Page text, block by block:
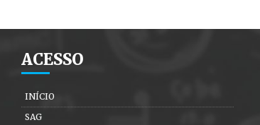
ACESSO
INÍCIO
SAG